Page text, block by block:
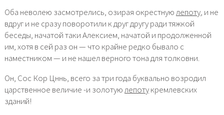
Оба неволею засмотрелись, озирая окрестнуюлепоту, и не
вдруг и не сразу поворотили к друг другу ради тяжкой
беседы, начатой таки Алексием, начатой и продолженной
им, хотя в сей раз он — что крайне редко бывало с
наместником — и не нашел верного тона для толковни.
Он, Сос Кор Цннь, всего за три года буквально возродил
царственное величие -и золотуюлепотукремлевских
зданий!